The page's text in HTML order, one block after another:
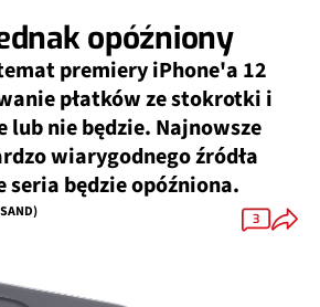
opóźniony
premiery iPhone'a 12
płatków ze stokrotki i
lub nie będzie. Najnowsze
wiarygodnego źródła
seria będzie opóźniona.
3